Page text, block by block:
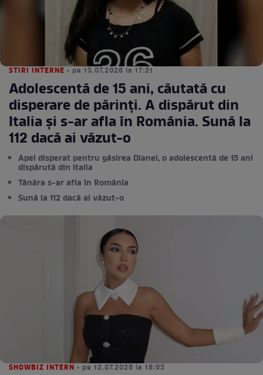
STIRI INTERNE • pe 15.07.2026 la 17:21
Adolescentă de 15 ani, căutată cu
disperare de părinți. A dispărut din
Italia și s-ar afla în România. Sună la
112 dacă ai văzut-o
Apel disperat pentru găsirea Dianei, o adolescentă de 15 ani
dispărută din Italia
Tânăra s-ar afla în România
Sună la 112 dacă ai văzut-o
SHOWBIZ INTERN • pe 12.07.2026 la 18:05